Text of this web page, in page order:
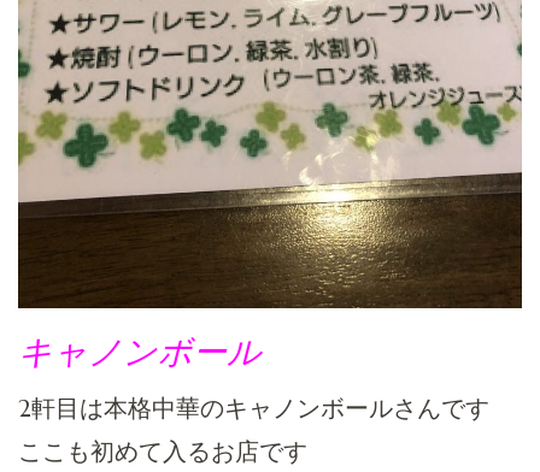
キャノンボール
2軒目は本格中華のキャノンボールさんです
ここも初めて入るお店です